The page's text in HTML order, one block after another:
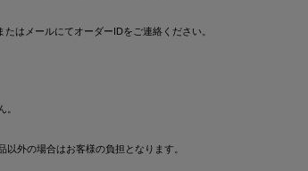
はメールにてオーダーIDをご連絡ください。
。
外の場合はお客様の負担となります。